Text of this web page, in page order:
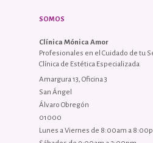
SOMOS
Clínica Mónica Amor
Profesionales en el Cuidado de tu
Clínica de Estética Especializada
Amargura 13, Oficina 3
San Ángel
Álvaro Obregón
01000
Lunes a Viernes de 8:00am a